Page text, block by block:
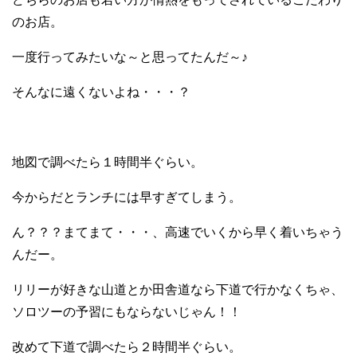
のお店。
一度行ってみたいな～と思ってたんだ～♪
そんなに遠くないよね・・・？
地図で調べたら１時間半ぐらい。
今からだとランチには早すぎてしまう。
ん？？？まてまて・・・、高速でいくから早く着いちゃう
んだー。
リリーが好きな山道とか田舎道なら下道で行かなくちゃ、
ソロツーの予習にもならないじゃん！！
改めて下道で調べたら２時間半ぐらい。